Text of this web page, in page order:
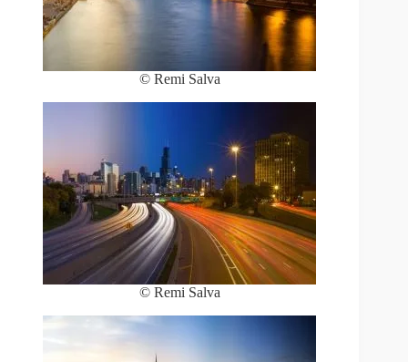
© Remi Salva
© Remi Salva